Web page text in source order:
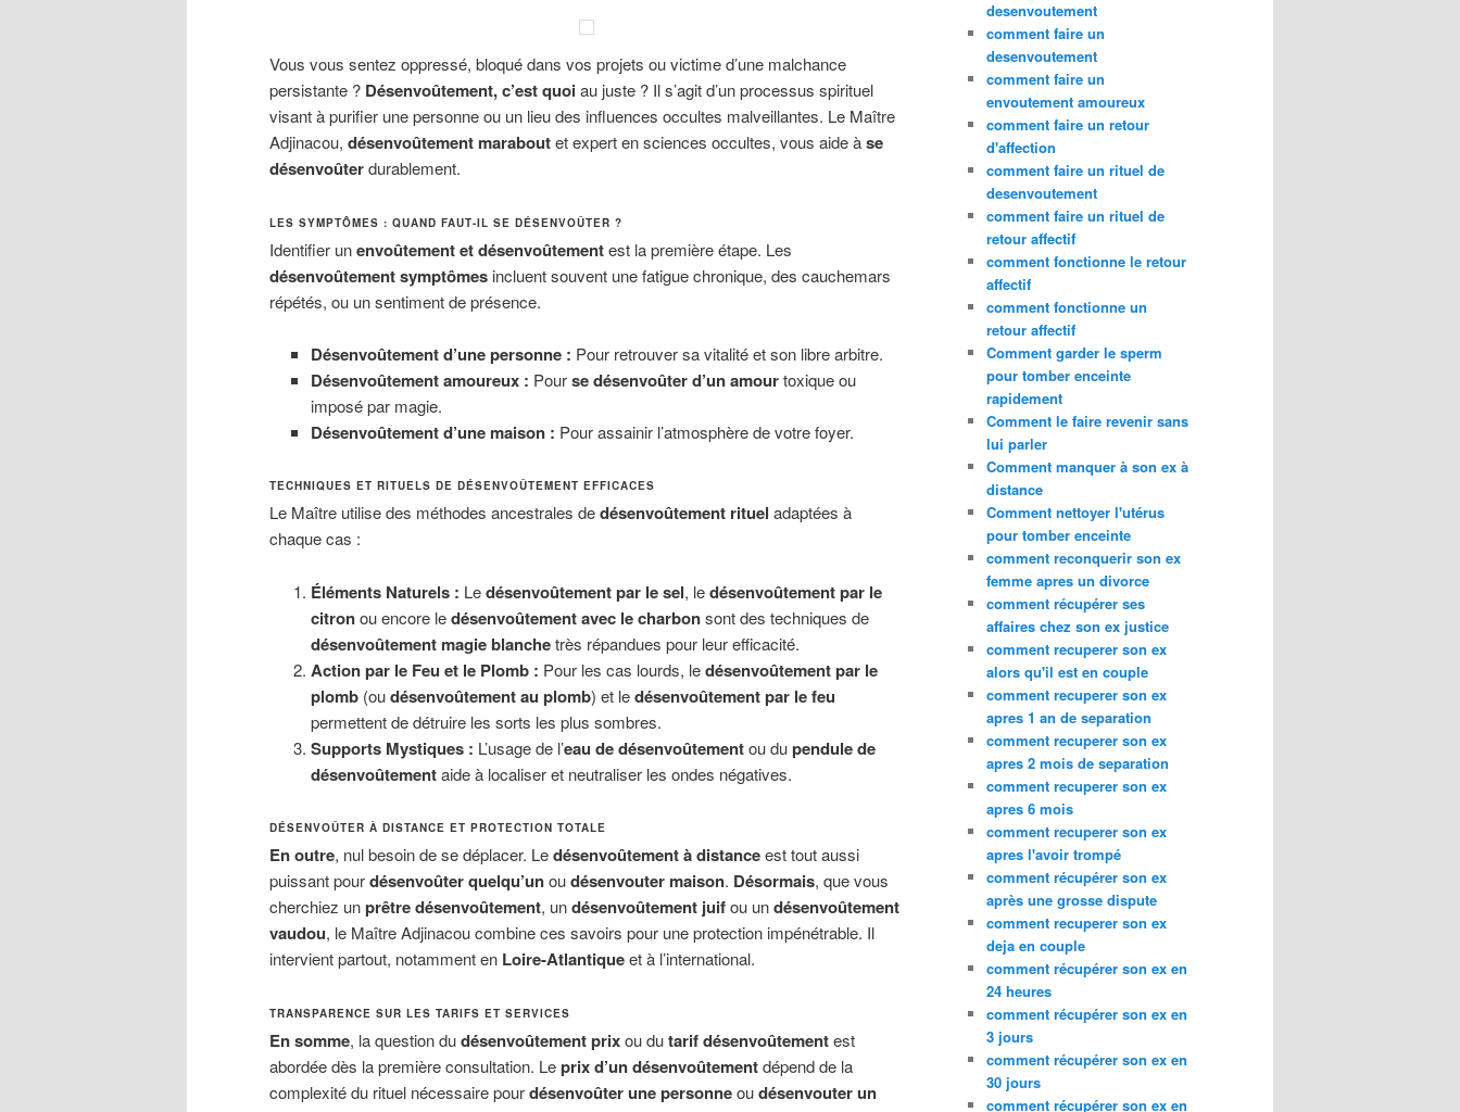
Vous vous sentez oppressé, bloqué dans vos projets ou victime d’une malchance
persistante ? Désenvoûtement, c’est quoiau juste ? Il s’agit d’un processus spirituel
visant à purifier une personne ou un lieu des influences occultes malveillantes. Le Maître
Adjinacou, désenvoûtement maraboutet expert en sciences occultes, vous aide àse
désenvoûterdurablement.
LES SYMPTÔMES : QUAND FAUT-IL SE DÉSENVOÛTER ?
Identifier unenvoûtement et désenvoûtementest la première étape. Les
désenvoûtement symptômes incluent souvent une fatigue chronique, des cauchemars
répétés, ou un sentiment de présence.
Désenvoûtement d’une personne : Pour retrouver sa vitalité et son libre arbitre.
Désenvoûtement amoureux : Pourse désenvoûter d’un amourtoxique ou
imposé par magie.
Désenvoûtement d’une maison : Pour assainir l’atmosphère de votre foyer.
TECHNIQUES ET RITUELS DE DÉSENVOÛTEMENT EFFICACES
Le Maître utilise des méthodes ancestrales dedésenvoûtement rituel adaptées à
chaque cas :
Éléments Naturels : Ledésenvoûtement par le sel, ledésenvoûtement par le
citronou encore ledésenvoûtement avec le charbonsont des techniques de
désenvoûtement magie blanchetrès répandues pour leur efficacité.
Action par le Feu et le Plomb : Pour les cas lourds, ledésenvoûtement par le
plomb(oudésenvoûtement au plomb) et ledésenvoûtement par le feu
permettent de détruire les sorts les plus sombres.
Supports Mystiques : L’usage de l’eau de désenvoûtementou dupendule de
désenvoûtementaide à localiser et neutraliser les ondes négatives.
DÉSENVOÛTER À DISTANCE ET PROTECTION TOTALE
En outre, nul besoin de se déplacer. Ledésenvoûtement à distanceest tout aussi
puissant pourdésenvoûter quelqu’unoudésenvouter maison. Désormais, que vous
cherchiez unprêtre désenvoûtement, undésenvoûtement juifou undésenvoûtement
vaudou, le Maître Adjinacou combine ces savoirs pour une protection impénétrable. Il
intervient partout, notamment en Loire-Atlantiqueet à l’international.
TRANSPARENCE SUR LES TARIFS ET SERVICES
En somme, la question dudésenvoûtement prixou dutarif désenvoûtementest
abordée dès la première consultation. Leprix d’un désenvoûtementdépend de la
complexité du rituel nécessaire pourdésenvoûter une personneoudésenvouter un
desenvoutement
comment faire un
desenvoutement
comment faire un
envoutement amoureux
comment faire un retour
d'affection
comment faire un rituel de
desenvoutement
comment faire un rituel de
retour affectif
comment fonctionne le retour
affectif
comment fonctionne un
retour affectif
Comment garder le sperm
pour tomber enceinte
rapidement
Comment le faire revenir sans
lui parler
Comment manquer à son ex à
distance
Comment nettoyer l'utérus
pour tomber enceinte
comment reconquerir son ex
femme apres un divorce
comment récupérer ses
affaires chez son ex justice
comment recuperer son ex
alors qu'il est en couple
comment recuperer son ex
apres 1 an de separation
comment recuperer son ex
apres 2 mois de separation
comment recuperer son ex
apres 6 mois
comment recuperer son ex
apres l'avoir trompé
comment récupérer son ex
après une grosse dispute
comment recuperer son ex
deja en couple
comment récupérer son ex en
24 heures
comment récupérer son ex en
3 jours
comment récupérer son ex en
30 jours
comment récupérer son ex en